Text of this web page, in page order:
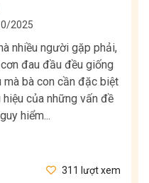
2025
nhiều người gặp phải,
đau đầu đều giống
mà bà con cần đặc biệt
của những vấn đề
hiểm...
311 lượt xem